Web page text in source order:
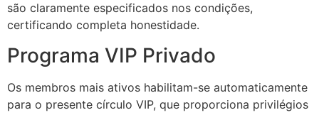
panel
panel
panel
são claramente especificados nos condições,
certificando completa honestidade.
Programa VIP Privado
Os membros mais ativos habilitam-se automaticamente
para o presente círculo VIP, que proporciona privilégios